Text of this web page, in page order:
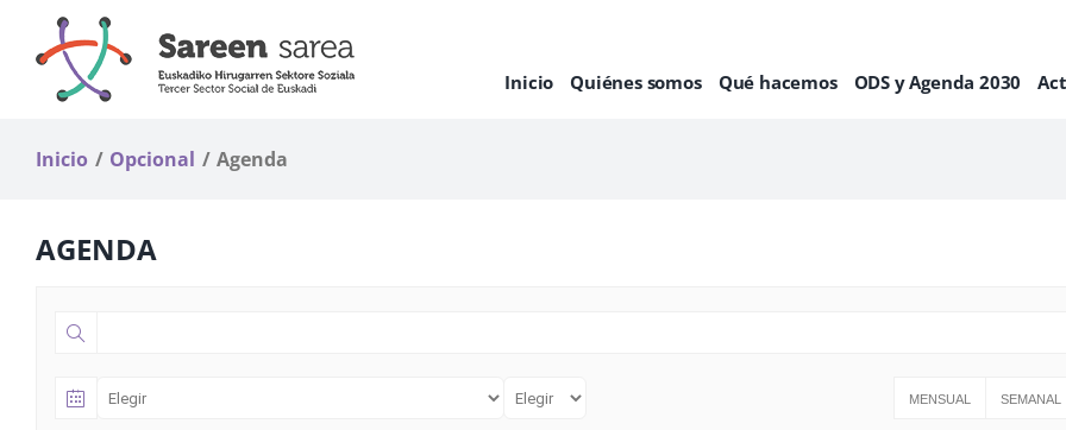
contenido
Inicio Quiénes somos Qué hacemos ODS y Agenda 2030
Inicio Opcional Agenda
AGENDA
MENSUAL SEMANAL